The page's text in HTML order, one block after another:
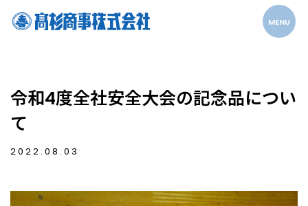
MENU
令和4度全社安全大会の記念品につい
て
2022.08.03